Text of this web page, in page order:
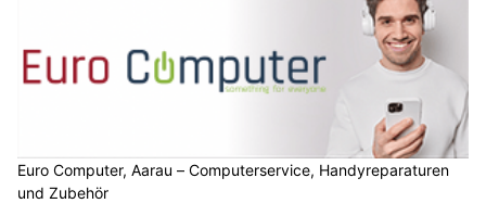
Euro Computer, Aarau – Computerservice, Handyreparaturen
und Zubehör